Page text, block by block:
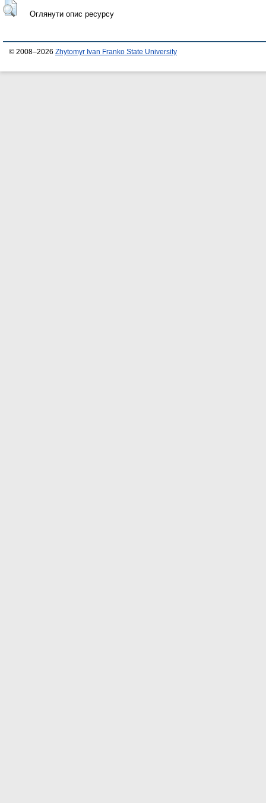
Оглянути опис ресурсу
© 2008–2026 Zhytomyr Ivan Franko State University